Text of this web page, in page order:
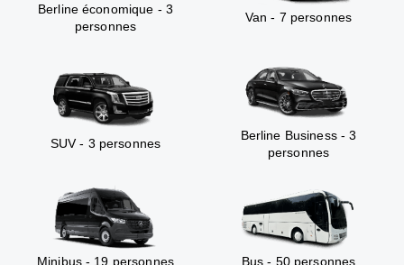
Berline économique - 3
personnes
Van - 7 personnes
SUV - 3 personnes
Berline Business - 3
personnes
Minibus - 19 personnes Bus - 50 personnes